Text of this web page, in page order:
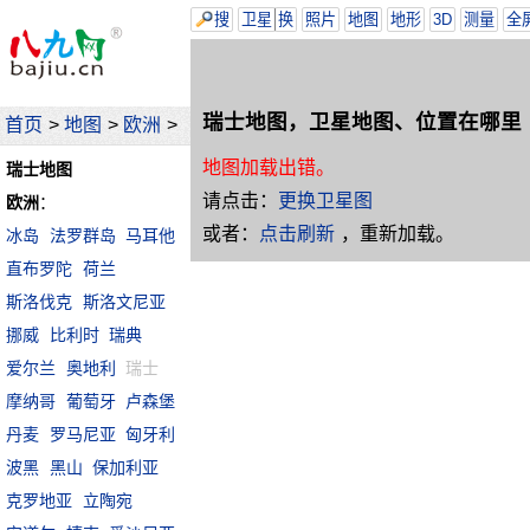
首页 > 地图 > 欧洲 >
瑞士地图
欧洲 ：
冰岛
法罗群岛 马耳他
直布罗陀 荷兰
斯洛伐克 斯洛文尼亚
挪威
比利时 瑞典
爱尔兰
奥地利
瑞士
摩纳哥 葡萄牙
卢森堡
丹麦
罗马尼亚 匈牙利
波黑 黑山 保加利亚
克罗地亚
立陶宛
搜 卫星 换 照片 地图 地形 3D 测量 全
瑞士地图，卫星地图、位置在哪里
地图加载出错。
请点击：
更换卫星图
或者：
点击刷新 ，重新加载。